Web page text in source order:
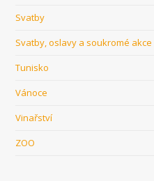
Svatby
Svatby, oslavy a soukromé akce
Tunisko
Vánoce
Vinařství
ZOO